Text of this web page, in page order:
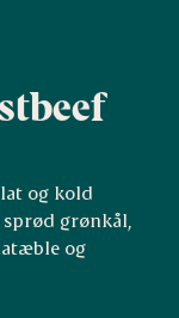
og kold
grønkål,
og